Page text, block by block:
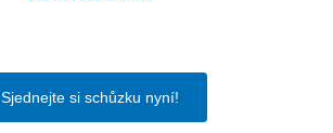
Sjednejte si schůzku nyní!